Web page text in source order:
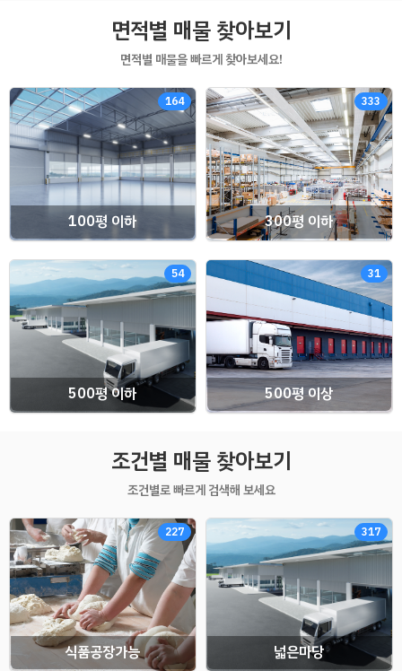
면적별 매물 찾아보기
면적별 매물을 빠르게 찾아보세요!
164
100평 이하
333
300평 이하
54
500평 이하
31
500평 이상
조건별 매물 찾아보기
조건별로 빠르게 검색해 보세요
227
식품공장가능
317
넓은마당